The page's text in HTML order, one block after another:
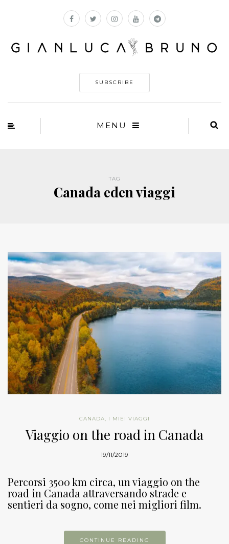
SUBSCRIBE
MENU
TAG
Canada eden viaggi
CANADA, I MIEI VIAGGI
Viaggio on the road in Canada
19/11/2019
Percorsi 3500 km circa, un viaggio on the
road in Canada attraversando strade e
sentieri da sogno, come nei migliori film.
CONTINUE READING